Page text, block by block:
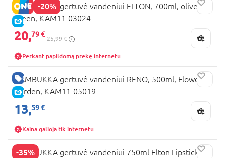
-20%
E-KAINA
KAMBUKKA gertuvė vandeniui ELTON, 700ml, olive
green, KAM11-03024
20,79 €
25,99 €
Perkant papildomą prekę internetu
GERA KAINA
E-KAINA
KAMBUKKA gertuvė vandeniui RENO, 500ml, Flower
Garden, KAM11-05019
13,59 €
Kaina galioja tik internetu
-35%
KAMBUKKA gertuvė vandeniui 750ml Elton Lipstick